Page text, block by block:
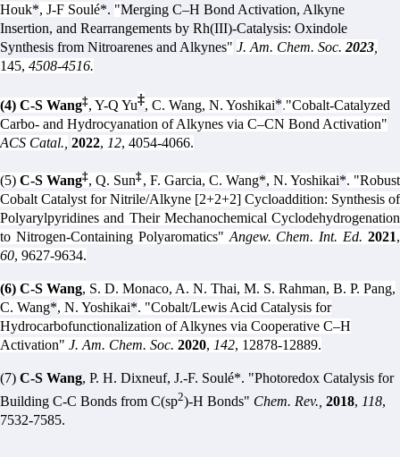
Houk*, J-F Soulé*. "Merging C–H Bond Activation, Alkyne
Insertion, and Rearrangements by Rh(III)-Catalysis: Oxindole
Synthesis from Nitroarenes and Alkynes" J. Am. Chem. Soc. 2023
145, 4508-4516.
(4) C-S Wang‡, Y-Q Yu‡, C. Wang, N. Yoshikai*."Cobalt-Catalyzed
Carbo- and Hydrocyanation of Alkynes via C–CN Bond Activation"
ACS Catal. 2022, 12, 4054-4066.
(5) C-S Wang‡, Q. Sun‡, F. Garcia, C. Wang*, N. Yoshikai*. "Robust
Cobalt Catalyst for Nitrile/Alkyne [2+2+2] Cycloaddition: Synthesis of
Polyarylpyridines and Their Mechanochemical Cyclodehydrogenation
to Nitrogen‐Containing Polyaromatics" Angew. Chem. Int. Ed.2021,
60, 9627-9634.
(6) C-S Wang, S. D. Monaco, A. N. Thai, M. S. Rahman, B. P. Pang,
C. Wang*, N. Yoshikai*. "Cobalt/Lewis Acid Catalysis for
Hydrocarbofunctionalization of Alkynes via Cooperative C–H
Activation" J. Am. Chem. Soc. 2020, 142, 12878-12889.
(7) C-S Wang, P. H. Dixneuf, J.-F. Soulé*. "Photoredox Catalysis for
Building C-C Bonds from C(sp2)-H Bonds" Chem. Rev., 2018, 118,
7532-7585.